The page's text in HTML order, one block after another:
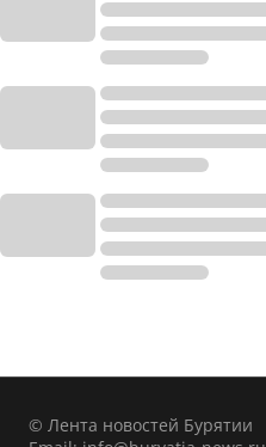
© Лента новостей Бурятии